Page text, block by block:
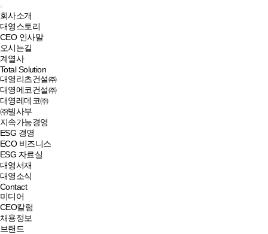
회사소개
대영스토리
CEO 인사말
오시는길
계열사
Total Solution
대영리츠건설㈜
대영에코건설㈜
대영레데코㈜
㈜빌사부
지속가능경영
ESG 경영
ECO 비즈니스
ESG 자료실
대영서재
대영소식
Contact
미디어
CEO칼럼
채용정보
브랜드